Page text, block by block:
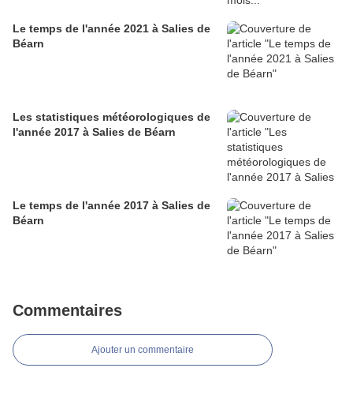
Le temps de l'année 2021 à Salies de
Béarn
Les statistiques météorologiques de
l'année 2017 à Salies de Béarn
Le temps de l'année 2017 à Salies de
Béarn
Commentaires
Ajouter un commentaire